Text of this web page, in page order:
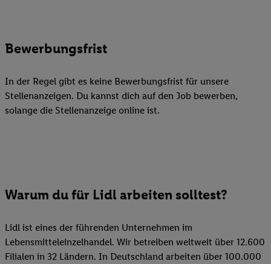
Bewerbungsfrist
In der Regel gibt es keine Bewerbungsfrist für unsere
Stellenanzeigen. Du kannst dich auf den Job bewerben,
solange die Stellenanzeige online ist.
Warum du für Lidl arbeiten solltest?
Lidl ist eines der führenden Unternehmen im
Lebensmitteleinzelhandel. Wir betreiben weltweit über 12.600
Filialen in 32 Ländern. In Deutschland arbeiten über 100.000